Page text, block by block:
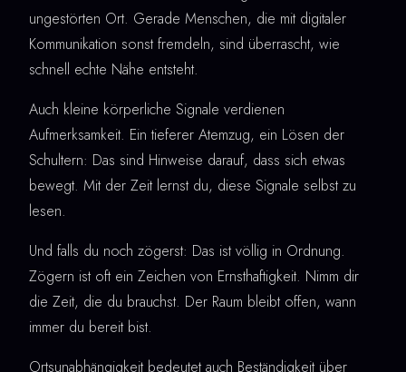
ungestörten Ort. Gerade Menschen, die mit digitaler
Kommunikation sonst fremdeln, sind überrascht, wie
schnell echte Nähe entsteht.
Auch kleine körperliche Signale verdienen
Aufmerksamkeit. Ein tieferer Atemzug, ein Lösen der
Schultern: Das sind Hinweise darauf, dass sich etwas
bewegt. Mit der Zeit lernst du, diese Signale selbst zu
lesen.
Und falls du noch zögerst: Das ist völlig in Ordnung.
Zögern ist oft ein Zeichen von Ernsthaftigkeit. Nimm dir
die Zeit, die du brauchst. Der Raum bleibt offen, wann
immer du bereit bist.
Ortsunabhängigkeit bedeutet auch Beständigkeit über